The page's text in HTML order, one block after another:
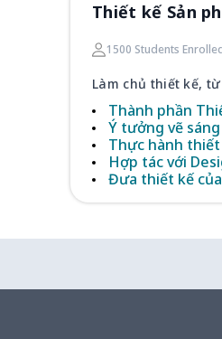
Thiết kế Sản
1500 Students
Làm chủ thiết kế,
Thành phần
Ý tưởng vẽ
Thực hành thiết
Hợp tác với
Đưa thiết kế